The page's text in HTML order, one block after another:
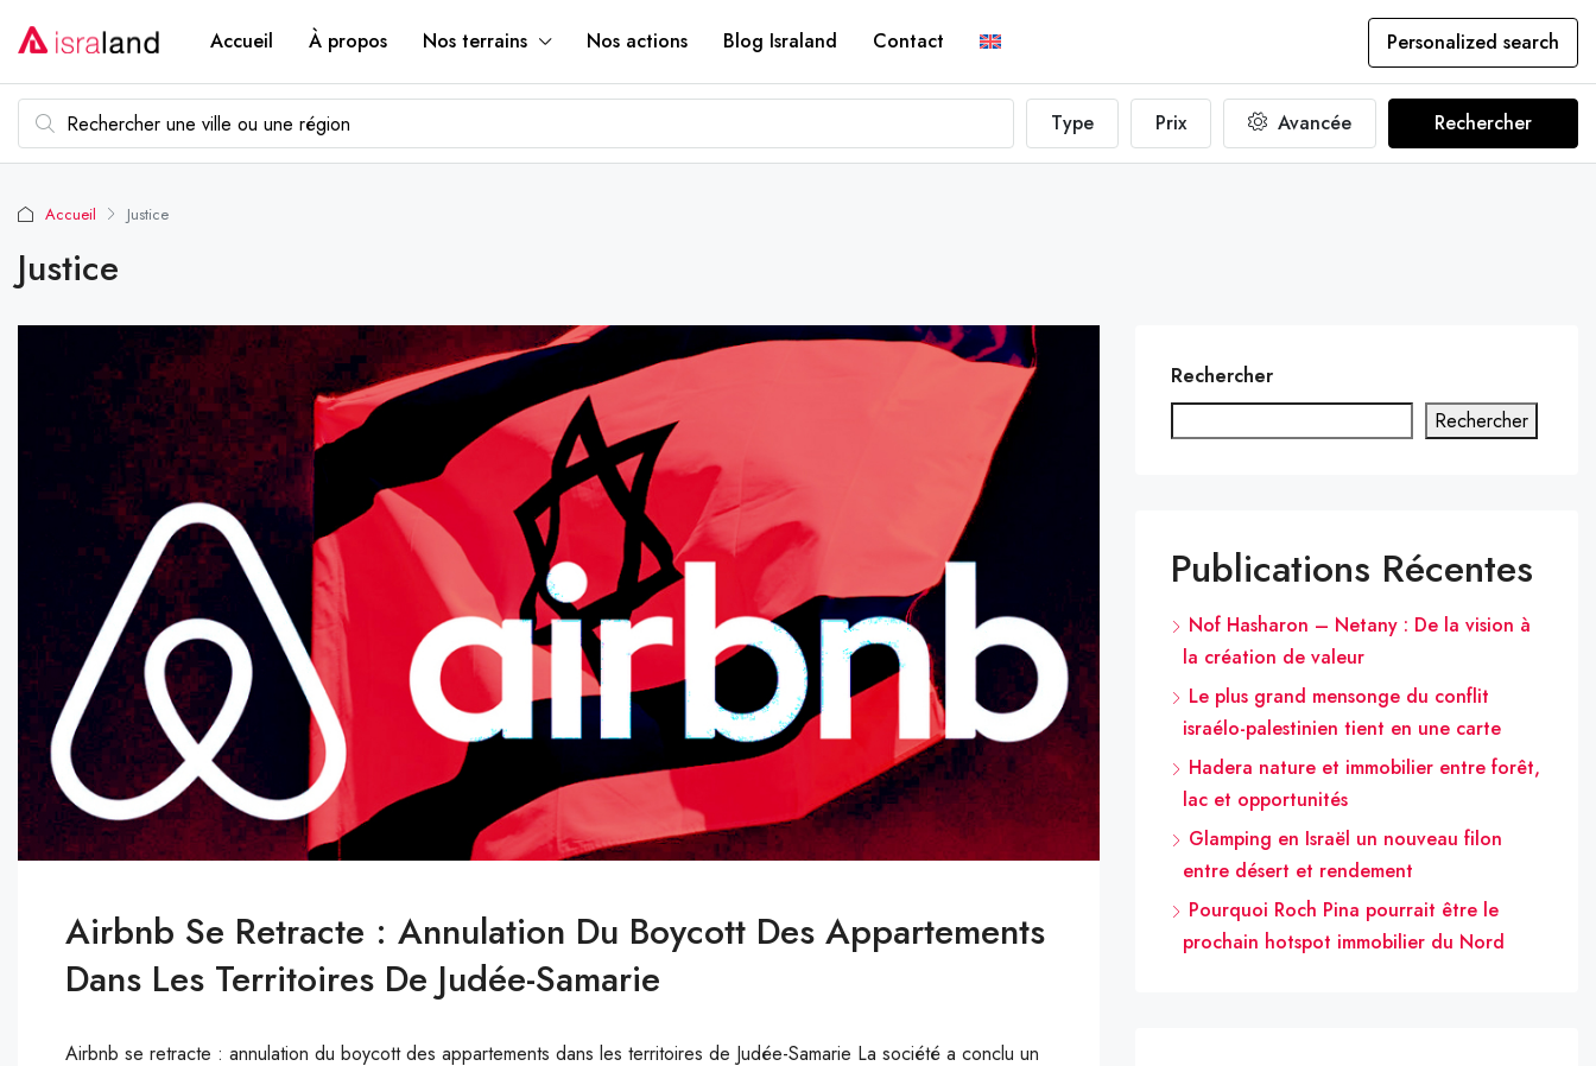
Accueil À propos Nos terrains Nos actions Blog Israland Contact Personalized search
Type Prix Avancée Rechercher
Accueil Justice
Justice
Airbnb Se Retracte : Annulation Du Boycott Des Appartements
Dans Les Territoires De Judée-Samarie
Airbnb se retracte : annulation du boycott des appartements dans les territoires de Judée-Samarie La société a conclu un
Rechercher
Rechercher
Publications Récentes
Nof Hasharon – Netany : De la vision à
la création de valeur
Le plus grand mensonge du conflit
israélo-palestinien tient en une carte
Hadera nature et immobilier entre forêt,
lac et opportunités
Glamping en Israël un nouveau filon
entre désert et rendement
Pourquoi Roch Pina pourrait être le
prochain hotspot immobilier du Nord